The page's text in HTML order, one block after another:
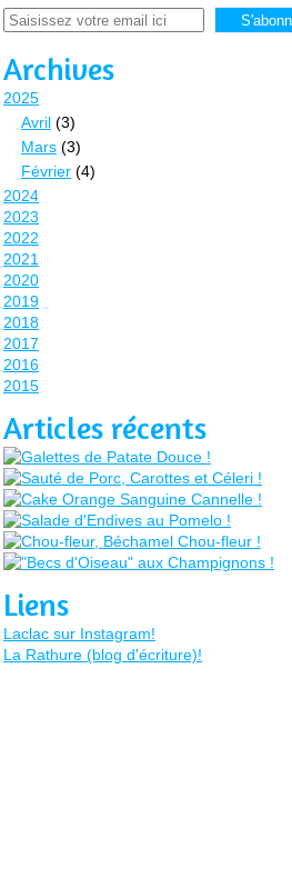
Email
Archives
2025
Avril (3)
Mars (3)
Février (4)
2024
2023
2022
2021
2020
2019
2018
2017
2016
2015
Articles récents
Liens
Laclac sur Instagram!
La Rathure (blog d'écriture)!